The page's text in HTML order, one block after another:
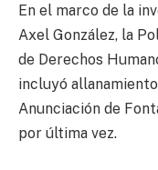
En el marco de la
Axel González, la
de Derechos
incluyó
Anunciación de
por última vez.